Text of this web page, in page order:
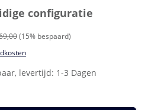
configuratie
(15% bespaard)
levertijd: 1-3 Dagen